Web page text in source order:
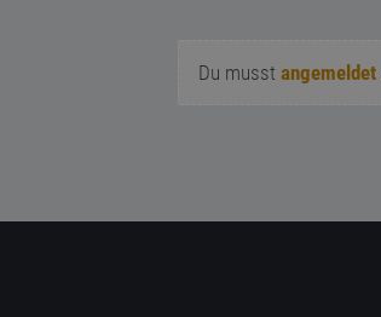
Du musst angemeldet